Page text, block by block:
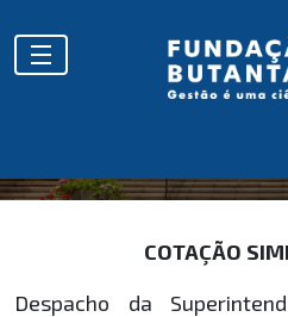
COTAÇÃO
Despacho da